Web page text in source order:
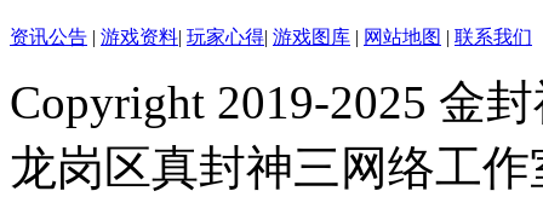
资讯公告 | 游戏资料| 玩家心得| 游戏图库 | 网站地图 | 联系我们
Copyright 2019-2025 金
龙岗区真封神三网络工